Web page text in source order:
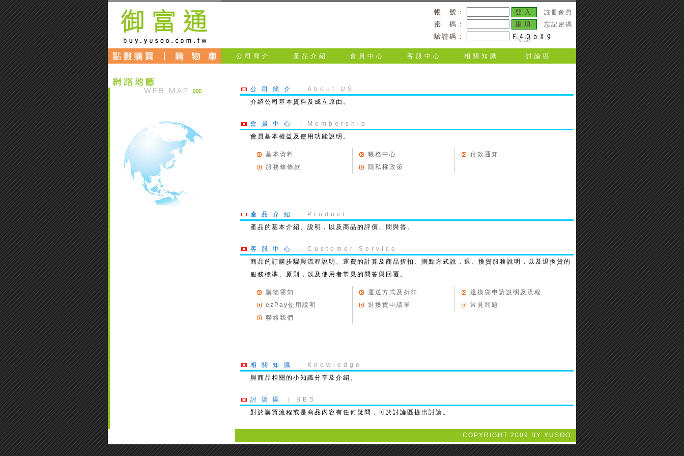
帳 號： 註冊會員
密 碼： 忘記密碼
驗證碼：
公司簡介 產品介紹 會員中心 客服中心 相關知識 討論區
公司簡介
| About US
介紹公司基本資料及成立原由。
會員中心
| Membership
會員基本權益及使用功能說明。
基本資料 帳務中心
付款通知
服務條條款
隱私權政策
產品介紹
| Product
產品的基本介紹、說明，以及商品的評價、問與答。
客服中心
| Customer Service
商品的訂購步驟與流程說明、運費的計算及商品折扣、贈點方式說，退、換貨服務說明，以及退換貨的
服務標準、原則，以及使用者常見的問答與回覆。
購物需知 運送方式及折扣
退換貨申請說明及流程
ezPay使用說明
退換貨申請單
常見問題
聯絡我們
相關知識
| Knowledge
與商品相關的小知識分享及介紹。
討論區
| BBS
對於購買流程或是商品內容有任何疑問，可於討論區提出討論。
COPYRIGHT 2009 BY YUSOO